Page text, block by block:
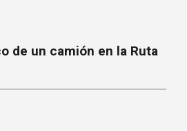
de un camión en la Ruta